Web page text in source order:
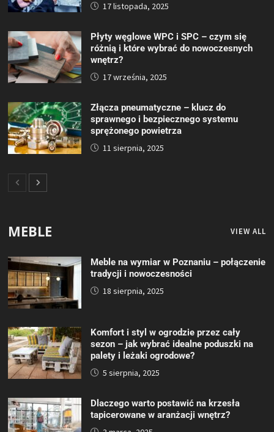
17 listopada, 2025
Płyty węglowe WPC i SPC – czym się
różnią i które wybrać do nowoczesnych
wnętrz?
17 września, 2025
Złącza pneumatyczne – klucz do
sprawnego i bezpiecznego systemu
sprężonego powietrza
11 sierpnia, 2025
MEBLE VIEW ALL
Meble na wymiar w Poznaniu – połączenie
tradycji i nowoczesności
18 sierpnia, 2025
Komfort i styl w ogrodzie przez cały
sezon – jak wybrać idealne poduszki na
palety i leżaki ogrodowe?
5 sierpnia, 2025
Dlaczego warto postawić na krzesła
tapicerowane w aranżacji wnętrz?